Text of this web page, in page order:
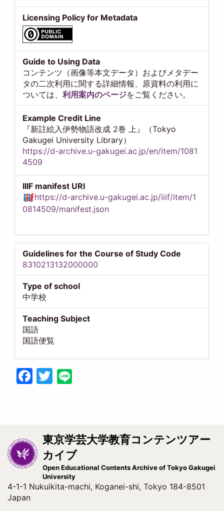
Licensing Policy for Metadata
Guide to Using Data
コンテンツ（画像等本文データ）およびメタデー
タの二次利用に関する詳細情報、原資料の利用に
ついては、利用案内のページをご覧ください。
Example Credit Line
『新註絵入伊勢物語改成 2巻 上』（Tokyo
Gakugei University Library）
https://d-archive.u-gakugei.ac.jp/en/item/1081
4509
IIIF manifest URI
https://d-archive.u-gakugei.ac.jp/iiif/item/1
0814509/manifest.json
Guidelines for the Course of Study Code
8310213132000000
Type of school
中学校
Teaching Subject
国語
国語便覧
Facebook
Twitter
東京学芸大学教育コンテンツアー
カイブ
Open Educational Contents Archive of Tokyo Gakugei
University
4-1-1 Nukuikita-machi, Koganei-shi, Tokyo 184-8501
Japan